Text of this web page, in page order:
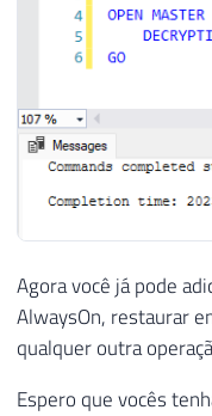
Agora você já pode
AlwaysOn, restaurar
qualquer outra
Espero que vocês